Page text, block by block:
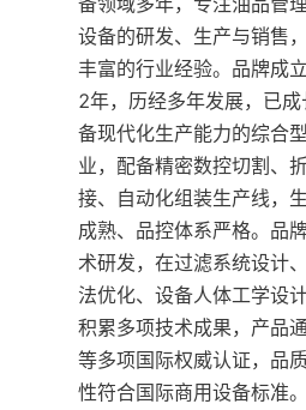
设备的研发、生产与销售
丰富的行业经验。品牌成
2年，历经多年发展，已
备现代化生产能力的综合
业，配备精密数控切割、
接、自动化组装生产线，
成熟、品控体系严格。品
术研发，在过滤系统设计
法优化、设备人体工学设
积累多项技术成果，产品
等多项国际权威认证，品
性符合国际商用设备标准